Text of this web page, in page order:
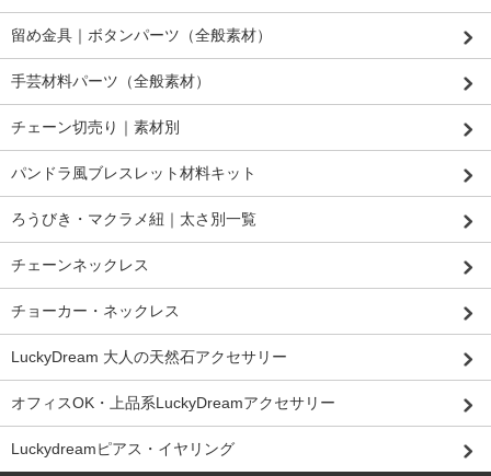
留め金具｜ボタンパーツ（全般素材）
手芸材料パーツ（全般素材）
チェーン切売り｜素材別
パンドラ風ブレスレット材料キット
ろうびき・マクラメ紐｜太さ別一覧
チェーンネックレス
チョーカー・ネックレス
LuckyDream 大人の天然石アクセサリー
オフィスOK・上品系LuckyDreamアクセサリー
Luckydreamピアス・イヤリング